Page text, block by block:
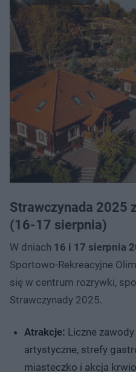
Strawczynada 2025
(16-17 sierpnia)
W dniach 16 i 17 sierpnia
Sportowo-Rekreacyjne
się w centrum rozrywki,
Strawczynady 2025.
Atrakcje: Liczne
artystyczne, strefy
miasteczko i akcja